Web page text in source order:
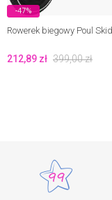
-47%
Rowerek biegowy Poul
212,89 zł 399,00zł